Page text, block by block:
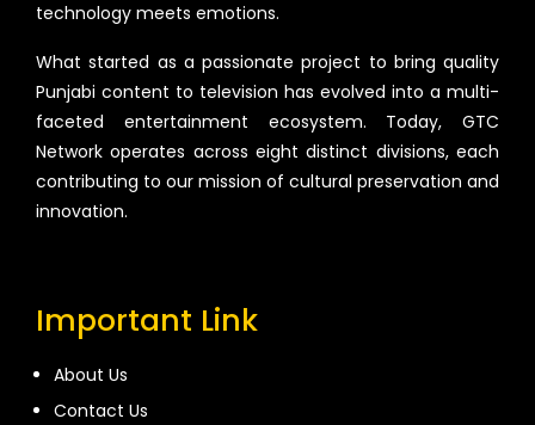
technology meets emotions.
What started as a passionate project to bring quality
Punjabi content to television has evolved into a multi-
faceted entertainment ecosystem. Today, GTC
Network operates across eight distinct divisions, each
contributing to our mission of cultural preservation and
innovation.
Important Link
About Us
Contact Us